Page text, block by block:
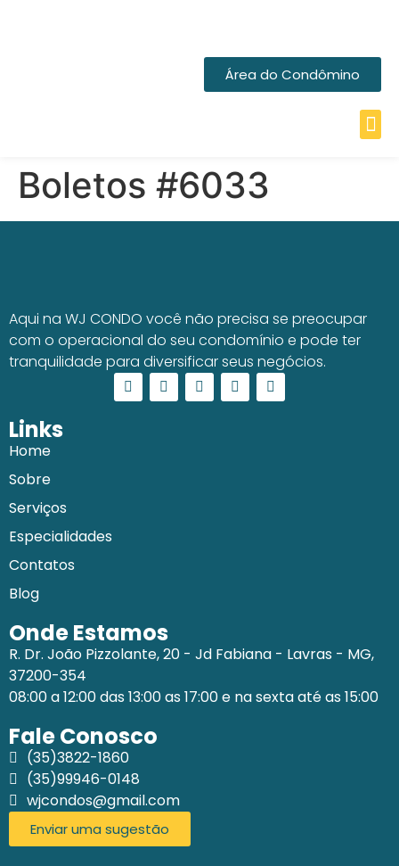
Área do Condômino
Boletos #6033
Aqui na WJ CONDO você não precisa se preocupar
com o operacional do seu condomínio e pode ter
tranquilidade para diversificar seus negócios.
Links
Home
Sobre
Serviços
Especialidades
Contatos
Blog
Onde Estamos
R. Dr. João Pizzolante, 20 - Jd Fabiana - Lavras - MG,
37200-354
08:00 a 12:00 das 13:00 as 17:00 e na sexta até as 15:00
Fale Conosco
(35)3822-1860
(35)99946-0148
wjcondos@gmail.com
Enviar uma sugestão